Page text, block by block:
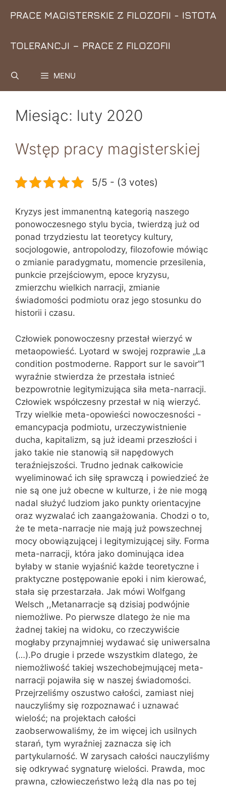
PRACE MAGISTERSKIE Z FILOZOFII - ISTOTA
TOLERANCJI – PRACE Z FILOZOFII
MENU
Miesiąc: luty 2020
Wstęp pracy magisterskiej
5/5 - (3 votes)
Kryzys jest immanentną kategorią naszego
ponowoczesnego stylu bycia, twierdzą już od
ponad trzydziestu lat teoretycy kultury,
socjologowie, antropolodzy, filozofowie mówiąc
o zmianie paradygmatu, momencie przesilenia,
punkcie przejściowym, epoce kryzysu,
zmierzchu wielkich narracji, zmianie
świadomości podmiotu oraz jego stosunku do
historii i czasu.
Człowiek ponowoczesny przestał wierzyć w
metaopowieść. Lyotard w swojej rozprawie „La
condition postmoderne. Rapport sur le savoir”1
wyraźnie stwierdza że przestała istnieć
bezpowrotnie legitymizująca siła meta-narracji.
Człowiek współczesny przestał w nią wierzyć.
Trzy wielkie meta-opowieści nowoczesności -
emancypacja podmiotu, urzeczywistnienie
ducha, kapitalizm, są już ideami przeszłości i
jako takie nie stanowią sił napędowych
teraźniejszości. Trudno jednak całkowicie
wyeliminować ich siłę sprawczą i powiedzieć że
nie są one już obecne w kulturze, i że nie mogą
nadal służyć ludziom jako punkty orientacyjne
oraz wyzwalać ich zaangażowania. Chodzi o to,
że te meta-narracje nie mają już powszechnej
mocy obowiązującej i legitymizującej siły. Forma
meta-narracji, która jako dominująca idea
byłaby w stanie wyjaśnić każde teoretyczne i
praktyczne postępowanie epoki i nim kierować,
stała się przestarzała. Jak mówi Wolfgang
Welsch ,,Metanarracje są dzisiaj podwójnie
niemożliwe. Po pierwsze dlatego że nie ma
żadnej takiej na widoku, co rzeczywiście
mogłaby przynajmniej wydawać się uniwersalna
(…).Po drugie i przede wszystkim dlatego, że
niemożliwość takiej wszechobejmującej meta-
narracji pojawiła się w naszej świadomości.
Przejrzeliśmy oszustwo całości, zamiast niej
nauczyliśmy się rozpoznawać i uznawać
wielość; na projektach całości
zaobserwowaliśmy, że im więcej ich usilnych
starań, tym wyraźniej zaznacza się ich
partykularność. W zarysach całości nauczyliśmy
się odkrywać sygnaturę wielości. Prawda, moc
prawna, człowieczeństwo leżą dla nas po tej